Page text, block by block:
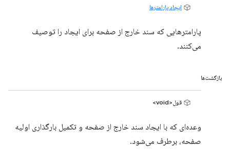
ایجاد پارامترها
پارامترهایی که سند خارج از صفحه برای ایجاد را توصیف
می‌کنند.
بازگشت‌ها
قول<void>
وعده‌ای که با ایجاد سند خارج از صفحه و تکمیل بارگذاری اولیه
صفحه، برطرف می‌شود.